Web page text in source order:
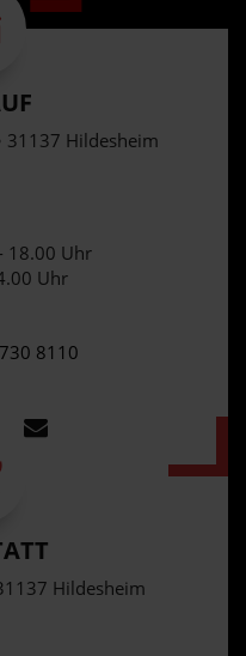
31137 Hildesheim
18.00 Uhr
Uhr
8110
Hildesheim